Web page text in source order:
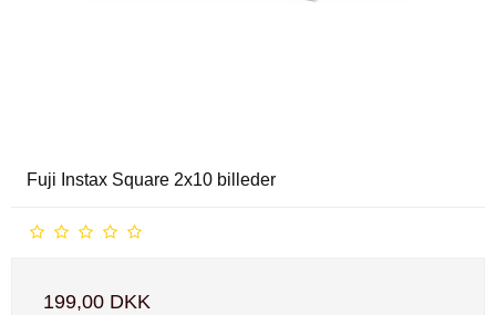
Fuji Instax Square 2x10 billeder
199,00 DKK